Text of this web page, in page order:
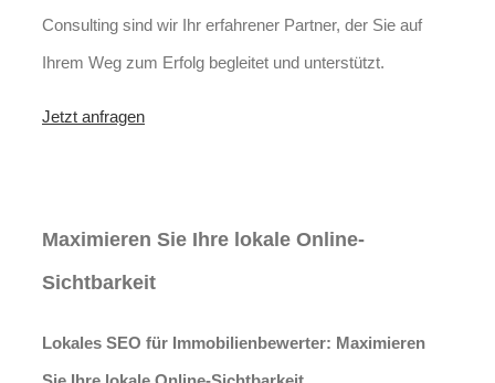
Consulting sind wir Ihr erfahrener Partner, der Sie auf
Ihrem Weg zum Erfolg begleitet und unterstützt.
Jetzt anfragen
Maximieren Sie Ihre lokale Online-
Sichtbarkeit
Lokales SEO für Immobilienbewerter: Maximieren